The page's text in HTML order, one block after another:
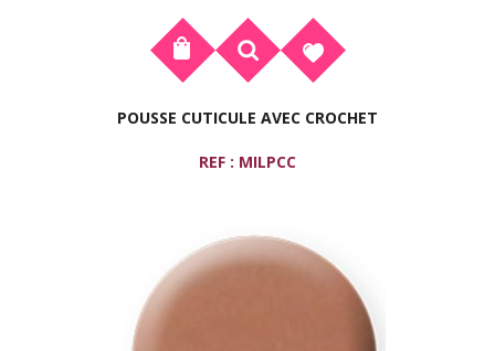
POUSSE CUTICULE AVEC CROCHET
REF : MILPCC